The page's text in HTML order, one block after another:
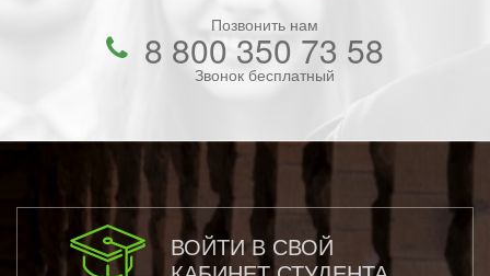
Позвонить нам
8 800 350 73 58
Звонок бесплатный
ВОЙТИ В СВОЙ